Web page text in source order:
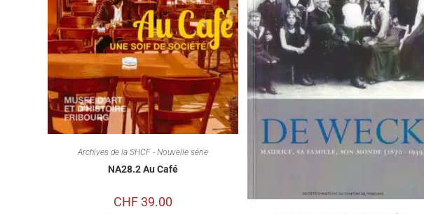
Archives de la SHCF - Nouvelle série
NA28.2 Au Café
CHF39.00